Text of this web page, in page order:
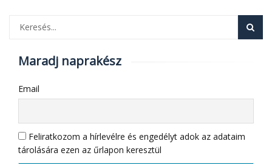
Maradj naprakész
Email
Feliratkozom a hírlevélre és engedélyt adok az adataim
tárolására ezen az űrlapon keresztül